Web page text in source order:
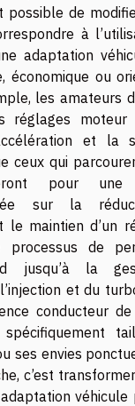
possible de
à
adaptation
économique ou
les amateurs
réglages
et la
ceux qui
pour une
sur la
le maintien d’un
de
jusqu’à la
et du
conducteur
ses envies
c’est
véhicule